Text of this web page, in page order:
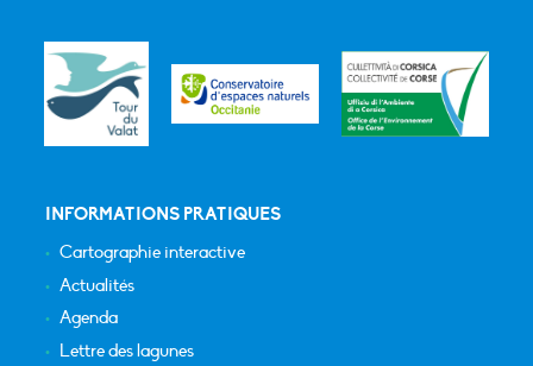
INFORMATIONS PRATIQUES
Cartographie interactive
Actualités
Agenda
Lettre des lagunes